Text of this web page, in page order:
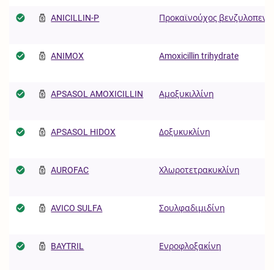
ANICILLIN-P Προκαϊνούχος
ANIMOX Amoxicillin trihydrate
APSASOL AMOXICILLIN Αμοξυκιλλίνη
APSASOL HIDOX Δοξυκυκλίνη
AUROFAC Χλωροτετρακυκλίνη
AVICO SULFA Σουλφαδιμιδίνη
BAYTRIL Ενροφλοξακίνη